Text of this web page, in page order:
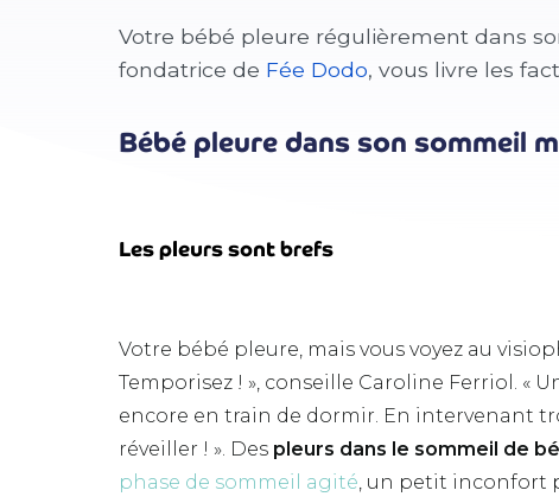
Votre bébé pleure régulièrement dans
fondatrice de Fée Dodo, vous livre les
Bébé pleure dans son sommeil
Les pleurs sont brefs
Votre bébé pleure, mais vous voyez au
Temporisez ! », conseille Caroline Ferriol. «
encore en train de dormir. En intervenant
réveiller ! ». Des pleurs dans le sommeil de
phase de sommeil agité, un petit inconfort